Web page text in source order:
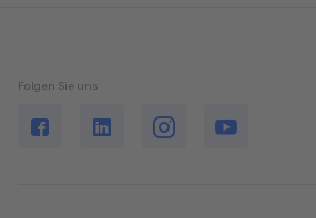
Folgen Sie uns